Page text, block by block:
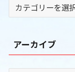
テ
リ
ー
アーカイブ